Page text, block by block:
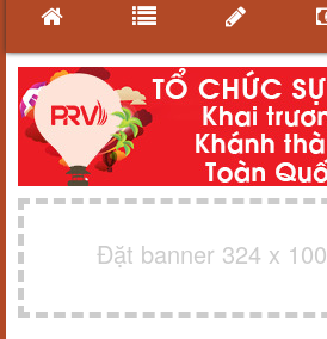
Đặt banner 324 x 100